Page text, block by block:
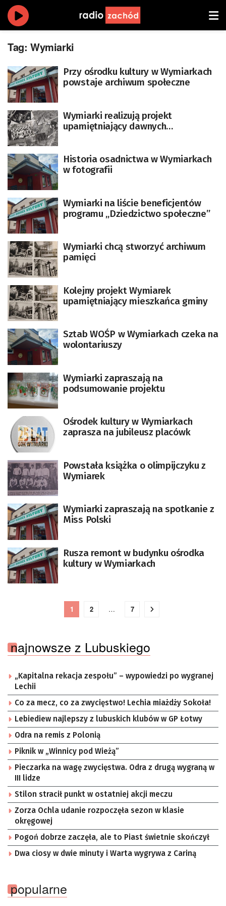
Tag: Wymiarki
Przy ośrodku kultury w Wymiarkach
powstaje archiwum społeczne
Wymiarki realizują projekt
upamiętniający dawnych
Historia osadnictwa w Wymiarkach
w fotografii
Wymiarki na liście beneficjentów
programu „Dziedzictwo społeczne”
Wymiarki chcą stworzyć archiwum
pamięci
Kolejny projekt Wymiarek
upamiętniający mieszkańca gminy
Sztab WOŚP w Wymiarkach czeka na
wolontariuszy
Wymiarki zapraszają na
podsumowanie projektu
Ośrodek kultury w Wymiarkach
zaprasza na jubileusz placówk
Powstała książka o olimpijczyku z
Wymiarek
Wymiarki zapraszają na spotkanie z
Miss Polski
Rusza remont w budynku ośrodka
kultury w Wymiarkach
1 2 … 7
najnowsze z Lubuskiego
„Kapitalna rekacja zespołu” – wypowiedzi po wygranej
Lechii
Co za mecz, co za zwycięstwo! Lechia miażdży Sokoła!
Lebiediew najlepszy z lubuskich klubów w GP Łotwy
Odra na remis z Polonią
Piknik w „Winnicy pod Wieżą”
Pieczarka na wagę zwycięstwa. Odra z drugą wygraną w
III lidze
Stilon stracił punkt w ostatniej akcji meczu
Zorza Ochla udanie rozpoczęła sezon w klasie
okręgowej
Pogoń dobrze zaczęła, ale to Piast świetnie skończył
Dwa ciosy w dwie minuty i Warta wygrywa z Cariną
popularne